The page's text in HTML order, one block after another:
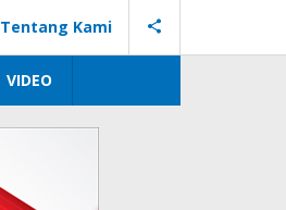
Tentang Kami
VIDEO